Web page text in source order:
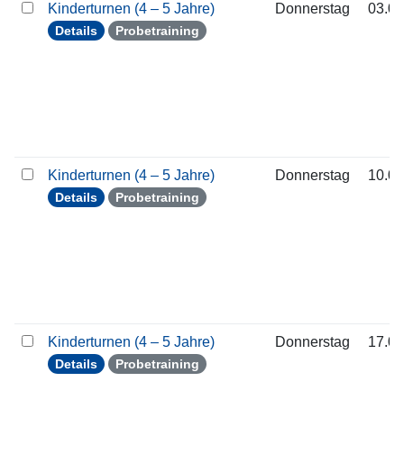
Kinderturnen (4 – 5 Jahre)
Details Probetraining
Donnerstag
Kinderturnen (4 – 5 Jahre)
Details Probetraining
Donnerstag
Kinderturnen (4 – 5 Jahre)
Details Probetraining
Donnerstag